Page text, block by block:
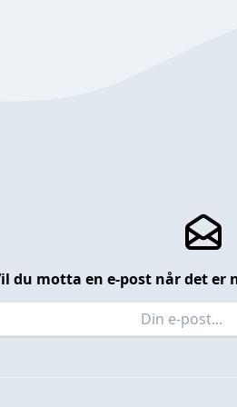
du motta en e-post når det er